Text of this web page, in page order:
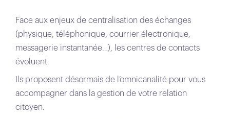
Face aux enjeux de centralisation des échanges
(physique, téléphonique, courrier électronique,
messagerie instantanée…), les centres de contacts
évoluent.
Ils proposent désormais de l’omnicanalité pour vous
accompagner dans la gestion de votre relation
citoyen.